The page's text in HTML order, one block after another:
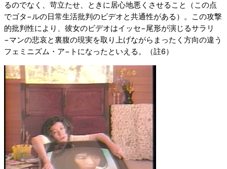
るのでなく、苛立たせ、ときに居心地悪くさせること（この点
でゴタ−ルの日常生活批判のビデオと共通性がある）。この攻撃
的批判性により、彼女のビデオはイッセ−尾形が演じるサラリ
−マンの悲哀と裏腹の現実を取り上げながらまったく方向の違う
フェミニズム・ア−トになったといえる。（註6）